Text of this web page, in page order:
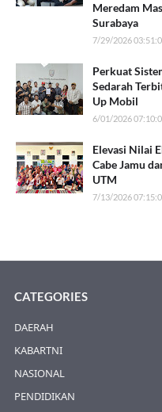
Meredam
Surabaya
7/29/2026
Perkuat
Sedarah
Up Mobil
6/01/2026
Elevasi Nilai
Cabe Jamu
UTM
7/13/2026
CATEGORIES
DAERAH
KABARTNI
NASIONAL
PENDIDIKAN